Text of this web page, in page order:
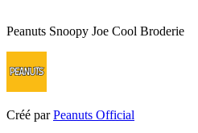
Peanuts Snoopy Joe Cool Broderie
Créé par Peanuts Official